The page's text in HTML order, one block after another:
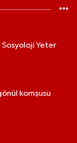
Sosyoloji Yeter
komşusu